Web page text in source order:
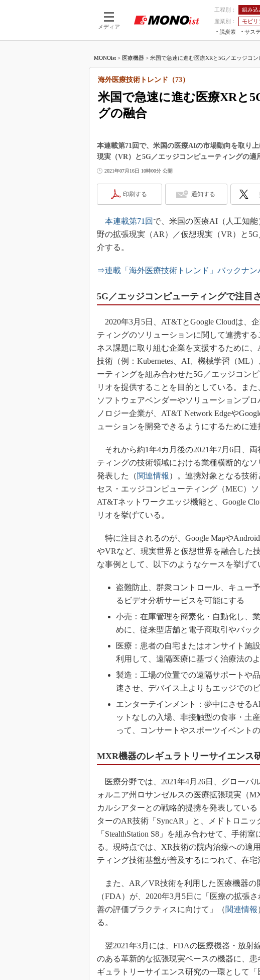
メディア
工程別： 組み込
産業別：
モビリ
脱炭素
サス
つながる工場AI×設備保全
MONOist > 医療機器 > 米国で急速に進む医療XRと5G／エッジコン
米国で急速に進む医療XRと
グの融合
海外医療技術トレンド（73）
本連載第71回で、米国の医療AIの市場動向を取り
現実（VR）と5G／エッジコンピューティングの適
2021年07月16日 10時00分 公開
印刷する 通知する
本連載第71回 で、米国の医療AI（人工知
野の拡張現実（AR）／仮想現実（VR）と
介する。
⇒連載「海外医療技術トレンド」バックナン
5G／エッジコンピューティングで注目
2020年3月5日、AT&TとGoogle Cloudは、
ティングのソリューションに関して連携する
ネス課題に取り組む企業を支援するために
技術（例：Kubernetes、AI、機械学習（ML
ーティングを組み合わせた5G／エッジコン
リオを提供することを目的としている。ま
ソフトウェアベンダーやソリューションプ
ノロジー企業が、AT&T Network Edgeや
ューションを開発できるようにするために連
それから約1年4カ月後の2021年7月6日、
ティングの技術領域における業種横断的な
発表した（関連情報 ）。連携対象となる技
セス・エッジコンピューティング（MEC）
AT&Tネットワークエッジ機能と、Google
リオを挙げている。
特に注目されるのが、Google Mapや
やVRなど、現実世界と仮想世界を融合した
な事例として、以下のようなケースを挙げて
盗難防止、群衆コントロール、キュー
るビデオ分析サービスを可能にする
小売：在庫管理を簡素化・自動化し、
めに、従来型店舗と電子商取引やバッ
医療：患者の自宅またはオンサイト施
利用して、遠隔医療に基づく治療法の
製造：工場の位置での遠隔サポートや
速させ、デバイス上よりもエッジでの
エンターテインメント：夢中にさせる
ットなしの入場、非接触型の食事・土
って、コンサートやスポーツイベント
MXR機器のレギュラトリーサイエンス
医療分野では、2021年4月26日、グローバ
ォルニア州ロサンゼルスの医療拡張現実（
カルシアターとの戦略的提携を発表している
ターのAR技術「SyncAR」と、メドトロニ
「StealthStation S8」を組み合わせて、手術
る。現時点では、XR技術の院内治療への適
ティング技術基盤が普及するにつれて、在
また、AR／VR技術を利用した医療機器の
（FDA）が、2020年3月5日に「医療の拡張
善の評価プラクティスに向けて」（関連情報
る。
翌2021年3月には、FDAの医療機器・放射
のある革新的な拡張現実ベースの機器に、
ギュラトリーサイエンス研究の一環として